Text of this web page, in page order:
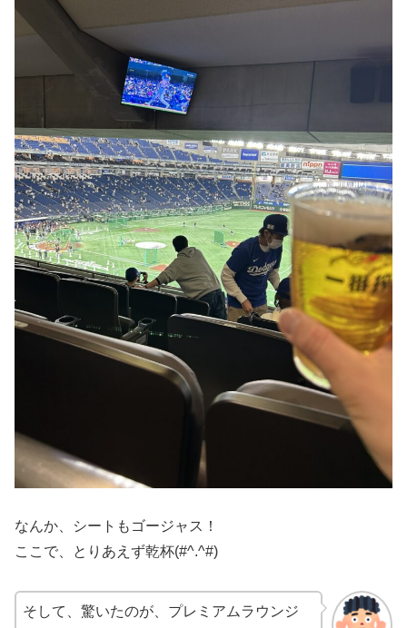
なんか、シートもゴージャス！
ここで、とりあえず乾杯(#^.^#)
そして、驚いたのが、プレミアムラウンジ